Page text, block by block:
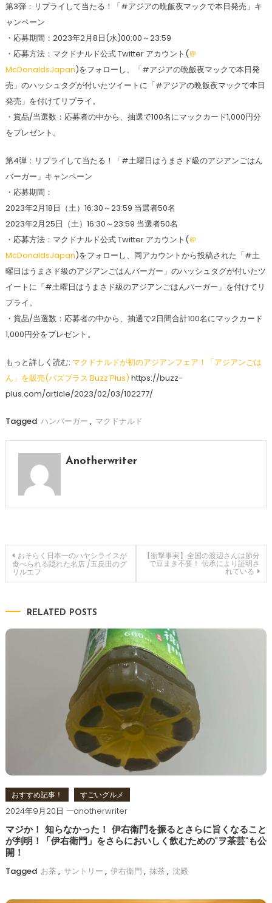
第3弾：リプライして当たる！「#アジアの晩飯夜マックで本日発売」キ
ャンペーン
・応募期間：2023年2月8日(水)00:00～23:59
・応募方法：マクドナルド公式 Twitter アカウント(＠
McDonaldsJapan)をフォローし、「#アジアの晩飯夜マックで本日発
売」のハッシュタグが付いたツイートに「#アジアの晩飯夜マックで本日
発売」を付けてリプライ。
・賞品/当選数：応募者の中から、抽選で100名にマックカード1,000円分
をプレゼント。
第4弾：リプライして当たる！「#土曜日はうまさド級のアジアンごはん
バーガー」キャンペーン
・応募期間：
2023年2月18日（土）16:30～23:59 当選者50名
2023年2月25日（土）16:30～23:59 当選者50名
・応募方法：マクドナルド公式 Twitter アカウント(＠
McDonaldsJapan)をフォローし、同アカウントから投稿された「#土
曜日はうまさド級のアジアンごはんバーガー」のハッシュタグが付いたツ
イートに「#土曜日はうまさド級のアジアンごはんバーガー」を付けてリ
プライ。
・賞品/当選数：応募者の中から、抽選で2日間合計100名にマックカード
1,000円分をプレゼント。
もっと詳しく読む: マクドナルドが初のアジアンフェア！「アジアンごは
ん」を販売(バズプラス Buzz Plus) https://buzz-
plus.com/article/2023/02/03/102277/
Tagged ハンバーガー , マクドナルド
Anotherwriter
投
稿
ナ
ビ
ン
おそらく日本一のハヤシライスが
食べられる隠れた名店 /五反田のグ
リルエフ
【衝撃事実】全国の渡辺さんは節分
で豆まき不要！ 伝承により証明さ
れている
RELATED POSTS
おすすめ記事！ すごいグルメ
2024年9月20日 anotherwriter
マジか！ 知らなかった！ 伊右衛門を振るとさらに旨くなること
が判明！「伊右衛門」をさらにおいしく飲むための“ヲ茶芸”も公
開！
Tagged お茶 , サントリー , 伊右衛門 , 抹茶 , 沈殿